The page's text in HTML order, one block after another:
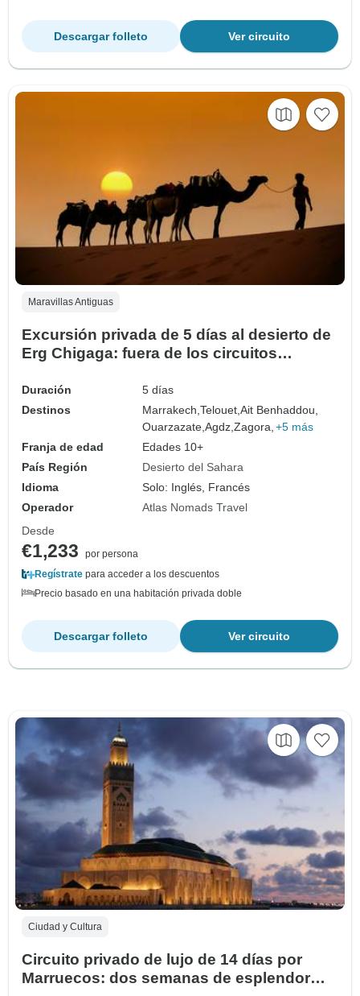
Ver circuito
Descargar folleto
Maravillas Antiguas
Excursión privada de 5 días al desierto de
Erg Chigaga: fuera de los circuitos
Duración
5 días
Destinos
Marrakech,Telouet,Ait Benhaddou,
Ouarzazate,Agdz,Zagora, +5 más
Franja de edad
Edades 10+
País Región
Desierto del Sahara
Idioma
Solo: Inglés, Francés
Operador
Atlas Nomads Travel
Desde
€1,233
por persona
Regístrate para acceder a los descuentos
Precio basado en una habitación privada doble
Ver circuito
Descargar folleto
Ciudad y Cultura
Circuito privado de lujo de 14 días por
Marruecos: dos semanas de esplendor